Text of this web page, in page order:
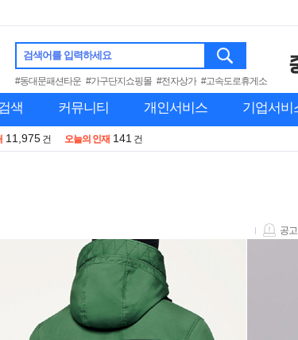
검색어를 입력하세요
#동대문패션타운 #가구단지쇼핑몰 #전자상가 #고속도로휴게소
색 커뮤니티 개인서비스 기업서비
11,975 건 오늘의 인재 141 건
공